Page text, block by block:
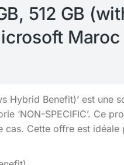
512 GB
Maroc
Hybrid Benefit)’ est
‘NON-SPECIFIC’. Ce
Cette offre est